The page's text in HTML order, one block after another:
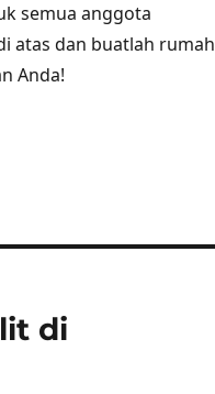
semua anggota
atas dan buatlah rumah
Anda!
di